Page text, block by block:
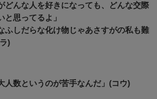
どんな人を好きになっても、どんな交際
と思ってるよ」
ふしだらな化け物じゃあさすがの私も難
)
人数というのが苦手なんだ」(コウ)